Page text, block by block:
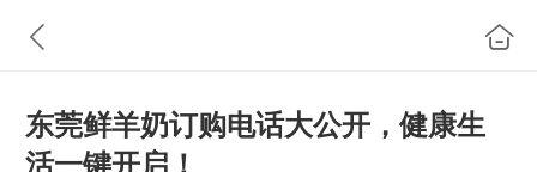
东莞鲜羊奶订购电话大公开，健康生
活一键开启！